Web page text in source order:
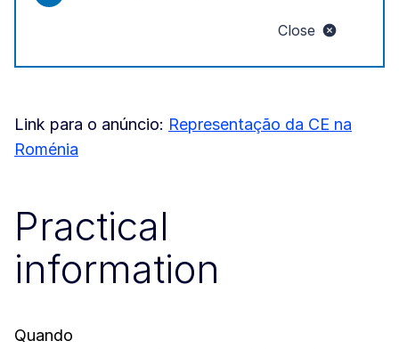
Close
Link para o anúncio: Representação da CE na
Roménia
Practical
information
Quando